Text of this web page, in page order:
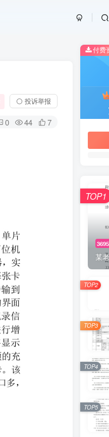
⚪ 投诉举报
0 44 7
付费
某
TOP1
TOP2
TOP3
TOP4
TOP5